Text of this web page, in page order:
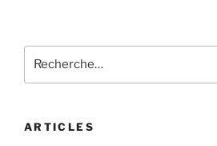
pour
ARTICLES